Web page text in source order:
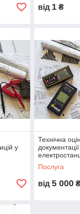
від 1 ₴
у
Технічна
економне
Послуга
від 5 000